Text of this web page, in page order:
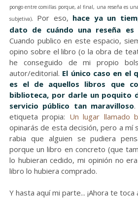
pongo entre comillas porque, al final, una reseña es
subjetiva). Por eso, hace ya un
dato de cuándo una reseña
Cuando publico en este espacio,
opino sobre el libro (o la obra de
he conseguido de mi propio
autor/editorial. El único caso en el
es el de aquellos libros que
biblioteca, por darle un poquito
servicio público tan maravilloso
etiqueta propia: Un lugar llamado
opinarás de esta decisión, pero a mí
rabia que alguien se pudiera
porque un libro en concreto (que
lo hubieran cedido, mi opinión no
libro lo hubiera comprado.
Y hasta aquí mi parte... ¡Ahora te toca